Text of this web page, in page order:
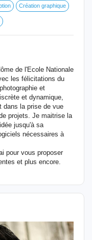
Création graphique
de l'Ecole Nationale
les félicitations du
et
et dynamique,
dans la prise de vue
projets. Je maitrise la
jusqu'à sa
nécessaires à
pour vous proposer
et plus encore.